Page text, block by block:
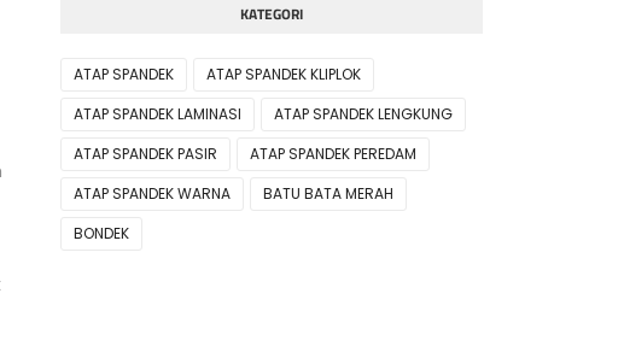
KATEGORI
ATAP SPANDEK
ATAP SPANDEK KLIPLOK
ATAP SPANDEK LAMINASI
ATAP SPANDEK LENGKUNG
ATAP SPANDEK PASIR
ATAP SPANDEK PEREDAM
ATAP SPANDEK WARNA
BATU BATA MERAH
BONDEK